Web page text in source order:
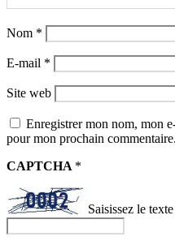
Nom *
E-mail *
Site web
Enregistrer mon nom, mon
pour mon prochain commentaire.
CAPTCHA *
Saisissez le